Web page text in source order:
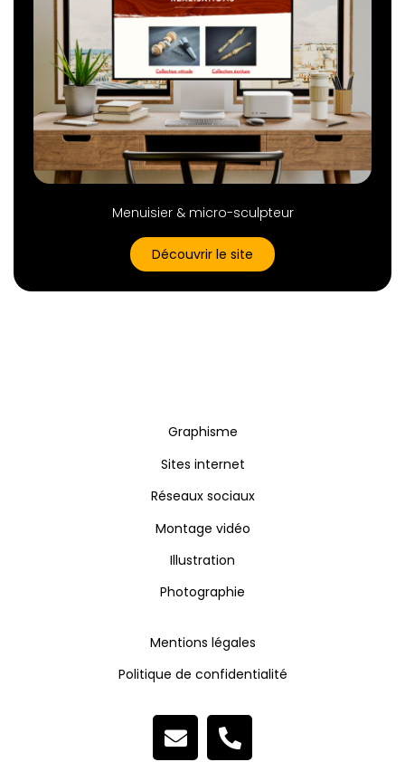
Menuisier & micro-sculpteur
Découvrir le site
Graphisme
Sites internet
Réseaux sociaux
Montage vidéo
Illustration
Photographie
Mentions légales
Politique de confidentialité